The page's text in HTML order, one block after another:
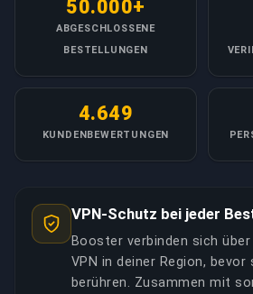
ABGESCHLOSSENE
BESTELLUNGEN
50.000+
KUNDENBEWERTUNGEN
4.649
VPN-Schutz bei jeder
Booster verbinden sich
VPN in deiner Region, bevor
berühren. Zusammen mit